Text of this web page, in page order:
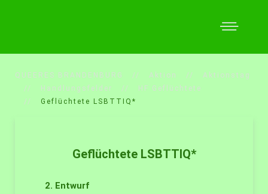
QUEERES BRANDENBURG Aktion
Aktionstag
Handlungsfelder
HF Geflüchtete
Geflüchtete LSBTTIQ*
Geflüchtete LSBTTIQ*
2. Entwurf